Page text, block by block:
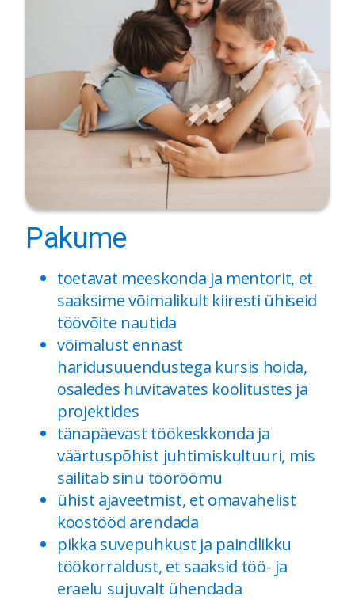
Pakume
toetavat meeskonda ja mentorit, et
saaksime võimalikult kiiresti ühiseid
töövõite nautida
võimalust ennast
haridusuuendustega kursis hoida,
osaledes huvitavates koolitustes ja
projektides
tänapäevast töökeskkonda ja
väärtuspõhist juhtimiskultuuri, mis
säilitab sinu töörõõmu
ühist ajaveetmist, et omavahelist
koostööd arendada
pikka suvepuhkust ja paindlikku
töökorraldust, et saaksid töö- ja
eraelu sujuvalt ühendada